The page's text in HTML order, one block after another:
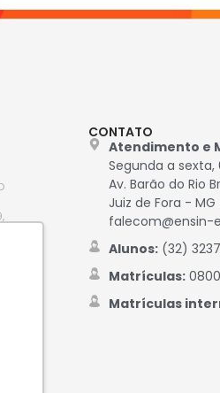
CONTATO
Atendimento e
Segunda a sexta,
Av. Barão do Rio
Juiz de Fora -
falecom@ensin-
Alunos:(32)
Matrículas:
Matrículas